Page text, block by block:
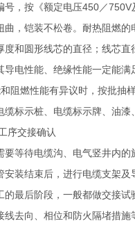
，按《额定电压450／
，铠装不松卷。耐热阻燃的
和圆形线芯的直径；线芯直
电性能、绝缘性能一定能
阻燃性能有异议时，按批抽
标示桩、电缆标示牌、油漆
序交接确认
等待电缆沟、电气竖井内的
装结束后，进行电缆支架及
最后阶段，一般都做交接试
去向、相位和防火隔堵措施